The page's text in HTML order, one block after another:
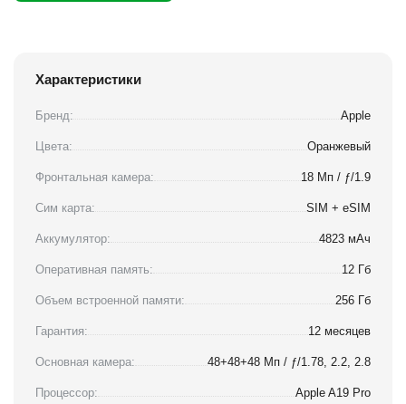
Характеристики
Бренд: Apple
Цвета: Оранжевый
Фронтальная камера: 18 Мп / ƒ/1.9
Сим карта: SIM + eSIM
Аккумулятор: 4823 мАч
Оперативная память: 12 Гб
Объем встроенной памяти: 256 Гб
Гарантия: 12 месяцев
Основная камера: 48+48+48 Мп / ƒ/1.78, 2.2, 2.8
Процессор: Apple A19 Pro